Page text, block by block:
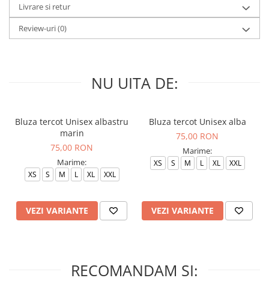
Livrare si retur
Review-uri(0)
NU UITA DE:
Bluza tercot Unisex albastru
marin
75,00 RON
Marime:
XS S M L XL XXL
VEZI VARIANTE
Bluza tercot Unisex alba
75,00 RON
Marime:
XS S M L XL XXL
VEZI VARIANTE
RECOMANDAM SI: